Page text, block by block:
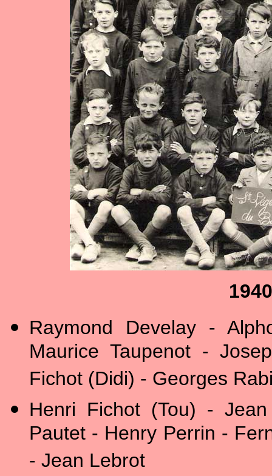
Raymond Develay -
Maurice Taupenot -
Fichot (Didi) - Georges
Henri Fichot (Tou) -
Pautet - Henry Perrin -
- Jean Lebrot